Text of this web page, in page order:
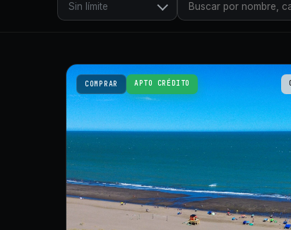
Sin límite
COMPRAR APTO CRÉDITO